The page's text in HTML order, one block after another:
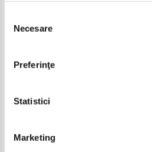
consimțământului
Necesare
Preferinţe
Statistici
Marketing
Istoria antica si medie a
Romaniei. Manual pentru clasa